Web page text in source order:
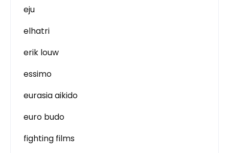
eju
elhatri
erik louw
essimo
eurasia aikido
euro budo
fighting films